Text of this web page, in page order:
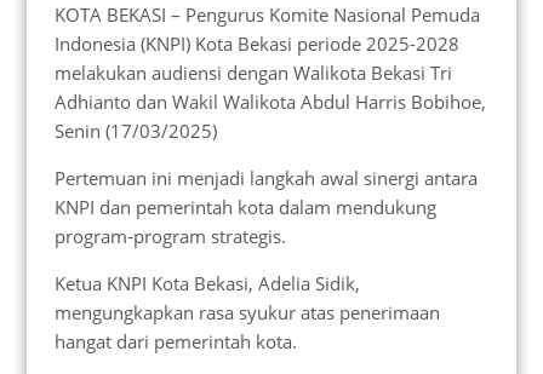
KOTA BEKASI – Pengurus Komite Nasional Pemuda
Indonesia (KNPI) Kota Bekasi periode 2025-2028
melakukan audiensi dengan Walikota Bekasi Tri
Adhianto dan Wakil Walikota Abdul Harris Bobihoe,
Senin (17/03/2025)
Pertemuan ini menjadi langkah awal sinergi antara
KNPI dan pemerintah kota dalam mendukung
program-program strategis.
Ketua KNPI Kota Bekasi, Adelia Sidik,
mengungkapkan rasa syukur atas penerimaan
hangat dari pemerintah kota.